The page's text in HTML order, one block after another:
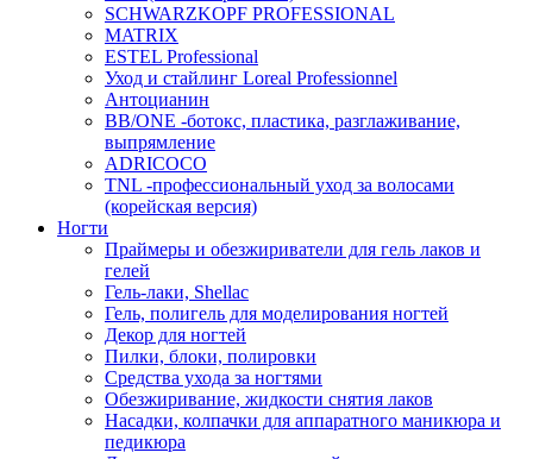
SCHWARZKOPF PROFESSIONAL
MATRIX
ESTEL Professional
Уход и стайлинг Loreal Professionnel
Антоцианин
BB/ONE -ботокс, пластика, разглаживание,
выпрямление
ADRICOCO
TNL -профессиональный уход за волосами
(корейская версия)
Ногти
Праймеры и обезжириватели для гель лаков и
гелей
Гель-лаки, Shellac
Гель, полигель для моделирования ногтей
Декор для ногтей
Пилки, блоки, полировки
Средства ухода за ногтями
Обезжиривание, жидкости снятия лаков
Насадки, колпачки для аппаратного маникюра и
педикюра